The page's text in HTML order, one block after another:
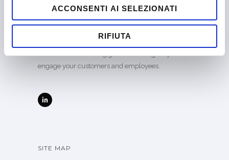
ACCONSENTI AI SELEZIONATI
RIFIUTA
engage your customers and employees.
SITE MAP